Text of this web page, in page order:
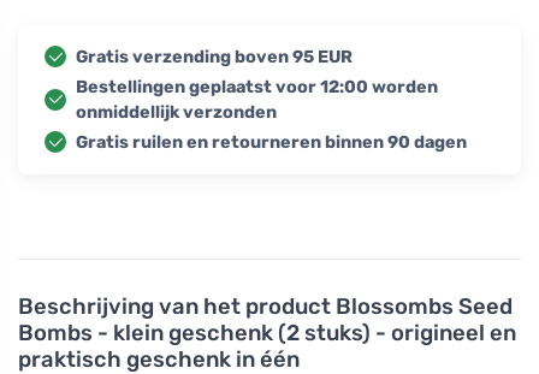
Beschrijving van het product Blossombs Seed
Bombs - klein geschenk (2 stuks) - origineel en
praktisch geschenk in één
Gratis verzending boven 95 EUR
Bestellingen geplaatst voor 12:00 worden
onmiddellijk verzonden
Gratis ruilen en retourneren binnen 90 dagen